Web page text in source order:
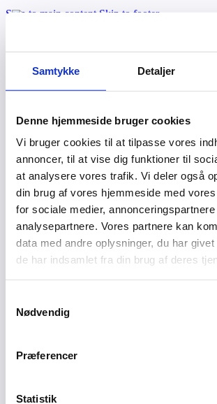
Samtykke Detaljer
Denne hjemmeside bruger cookies
Vi bruger cookies til at tilpasse vores
annoncer, til at vise dig funktioner til
at analysere vores trafik. Vi deler også
din brug af vores hjemmeside med
for sociale medier, annonceringspartnere
analysepartnere. Vores partnere kan
data med andre oplysninger, du har
de har indsamlet fra din brug af deres
Nødvendig
Præferencer
Statistik
Skip to main content Skip to footer
Applikationer
Om os
Kontakt
Valhal Connect © 2026 | CVR: 42025895
MoveOn – Login
Privatlivspolitik
Connected af Webven